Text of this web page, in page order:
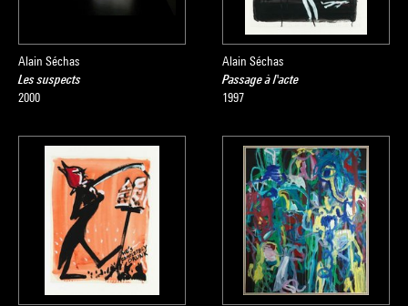
Alain Séchas
Les suspects
2000
Alain Séchas
Passage à l'acte
1997